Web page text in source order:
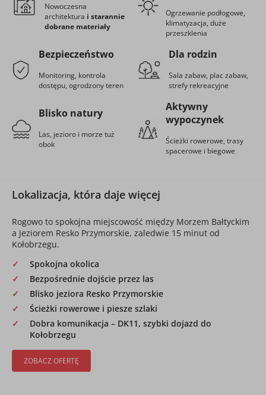
Nowoczesna
architektura i starannie
dobrane materiały
Ogrzewanie podłogowe,
klimatyzacja, duże
przeszklenia
Bezpieczeństwo
Monitoring, kontrola
dostępu, ogrodzony teren
Dla rodzin
Sala zabaw, plac zabaw,
strefy rekreacyjne
Blisko natury
Las, jezioro i morze tuż
obok
Aktywny
wypoczynek
Ścieżki rowerowe, trasy
spacerowe i biegowe
Lokalizacja, która daje więcej
Rogowo to spokojna miejscowość między Morzem Bałtyckim
a Jeziorem Resko Przymorskie, zaledwie 15 minut od
Kołobrzegu.
Spokojna okolica
Bezpośrednie dojście przez las
Blisko jeziora Resko Przymorskie
Ścieżki rowerowe i piesze szlaki
Dobra komunikacja – DK11, szybki dojazd do
Kołobrzegu
ZOBACZ OFERTĘ